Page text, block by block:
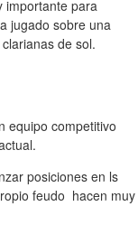
importante para
jugado sobre una
de sol.
equipo competitivo
posiciones en ls
feudo hacen muy